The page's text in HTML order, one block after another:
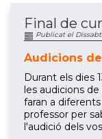
Final de
Publicat el
Audicions
Durant els dies
les audicions
faran a
professor per
l'audició dels